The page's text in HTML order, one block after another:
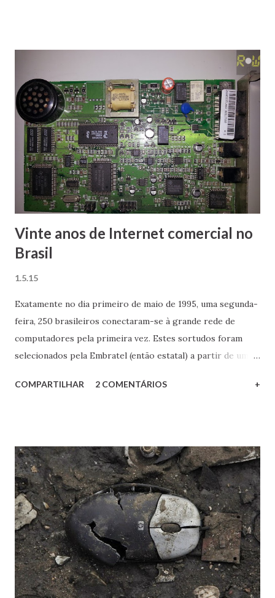
benchmarks. No momento estou compilando os resultados
e preparando uma postagem super especial, bem no
padrão RETROWARE de qualidade. Será que os resultados
obtidos pela Microsoft se confirmarão? Aguardem as cenas
dos próximos capítulos! :p Para ilustrar a postagem decidi
utilizar o vídeo de lançamento do Microsoft Edge, o qual
achei de muito bom gosto. Até a próxima!
Vinte anos de Internet comercial no
Brasil
1.5.15
Exatamente no dia primeiro de maio de 1995, uma segunda-
feira, 250 brasileiros conectaram-se à grande rede de
computadores pela primeira vez. Estes sortudos foram
selecionados pela Embratel (então estatal) a partir de um
testers da Internet comercial no país, antes disponível
retratei a magia desta época na postagem n os anos 1990,
as conexões eram assim . Vale a pena conferir! Fax-modem
discado US Robotics de 33,6 Kbps que eu usava - uma
conexão cerca de 300 vezes mais lenta do que a de 10 Mbps
que uso hoje. E ainda reclamo... Realmente o tempo passa
muito rápido. Estamos ficando velhos e o mundo cada vez
mais chato.
COMPARTILHAR 2 COMENTÁRIOS +